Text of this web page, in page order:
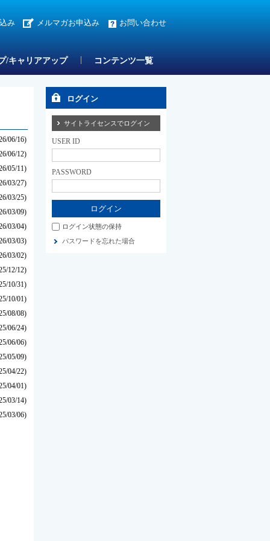
み メルマガお申込み お問い合わせ
/キャリアアップ コンテンツ一覧
06/16)
06/12)
05/11)
03/27)
03/25)
03/09)
03/04)
03/03)
03/02)
12/12)
10/31)
10/01)
08/08)
06/24)
06/06)
05/09)
04/22)
04/01)
03/14)
03/06)
ログイン
サイトライセンスでログイン
USER ID
PASSWORD
ログイン状態の保持
パスワードを忘れた場合